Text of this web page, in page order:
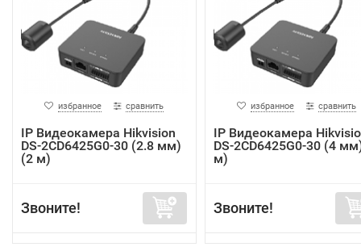
избранное сравнить
IP Видеокамера Hikvision
DS-2CD6425G0-30 (2.8 мм)
(2 м)
Звоните!
избранное сравнить
IP Видеокамера
DS-2CD6425G0-30 (4
м)
Звоните!